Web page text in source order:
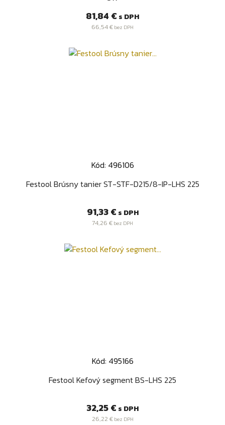
Cena
81,84 € s DPH
66,54 € bez DPH
Kód: 496106
Festool Brúsny tanier ST-STF-D215/8-IP-LHS 225
Cena
91,33 € s DPH
74,26 € bez DPH
Kód: 495166
Festool Kefový segment BS-LHS 225
Cena
32,25 € s DPH
26,22 €bez DPH